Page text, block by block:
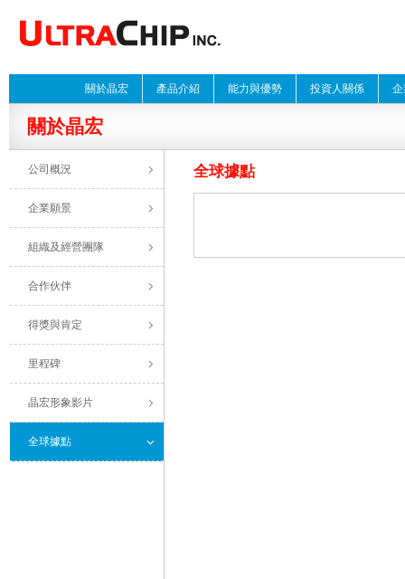
關於晶宏 產品介紹 能力與優勢 投資人關係
關於晶宏
公司概況
企業願景
組織及經營團隊
合作伙伴
得獎與肯定
里程碑
晶宏形象影片
全球據點
全球據點